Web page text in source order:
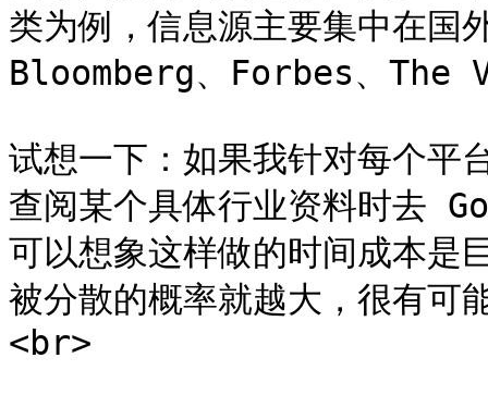
类为例，信息源主要集中在国
Bloomberg、Forbes、The
试想一下：如果我针对每个平
查阅某个具体行业资料时去
可以想象这样做的时间成本是
被分散的概率就越大，很有可
<br>